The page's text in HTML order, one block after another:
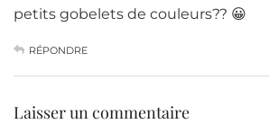
petits gobelets de couleurs?? 😀
RÉPONDRE
Laisser un commentaire